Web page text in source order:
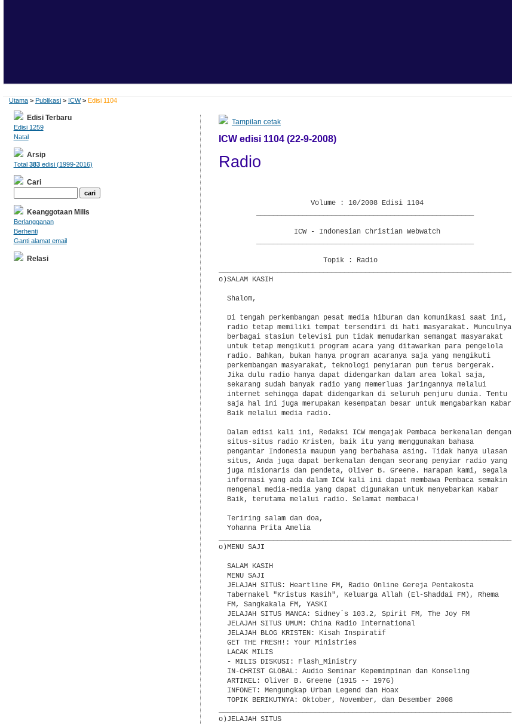
Utama > Publikasi > ICW > Edisi 1104
Tampilan cetak
ICW edisi 1104 (22-9-2008)
Radio
                      Volume : 10/2008 Edisi 1104
                  ICW - Indonesian Christian Webwatch
                         Topik : Radio
o)SALAM KASIH
  Shalom,
  Di tengah perkembangan pesat media hiburan dan komunikasi saat ini,
  radio tetap memiliki tempat tersendiri di hati masyarakat. Munculnya
  berbagai stasiun televisi pun tidak memudarkan semangat masyarakat
  untuk tetap mengikuti program acara yang ditawarkan para pengelola
  radio. Bahkan, bukan hanya program acaranya saja yang mengikuti
  perkembangan masyarakat, teknologi penyiaran pun terus bergerak.
  Jika dulu radio hanya dapat didengarkan dalam area lokal saja,
  sekarang sudah banyak radio yang memerluas jaringannya melalui
  internet sehingga dapat didengarkan di seluruh penjuru dunia. Tentu
  saja hal ini juga merupakan kesempatan besar untuk mengabarkan Kabar
  Baik melalui media radio.
  Dalam edisi kali ini, Redaksi ICW mengajak Pembaca berkenalan dengan
  situs-situs radio Kristen, baik itu yang menggunakan bahasa
  pengantar Indonesia maupun yang berbahasa asing. Tidak hanya ulasan
  situs, Anda juga dapat berkenalan dengan seorang penyiar radio yang
  juga misionaris dan pendeta, Oliver B. Greene. Harapan kami, segala
  informasi yang ada dalam ICW kali ini dapat membawa Pembaca semakin
  mengenal media-media yang dapat digunakan untuk menyebarkan Kabar
  Baik, terutama melalui radio. Selamat membaca!
  Teriring salam dan doa,
  Yohanna Prita Amelia
o)MENU SAJI
  SALAM KASIH
  MENU SAJI
  JELAJAH SITUS: Heartline FM, Radio Online Gereja Pentakosta
  Tabernakel "Kristus Kasih", Keluarga Allah (El-Shaddai FM), Rhema
  FM, Sangkakala FM, YASKI
  JELAJAH SITUS MANCA: Sidney`s 103.2, Spirit FM, The Joy FM
  JELAJAH SITUS UMUM: China Radio International
  JELAJAH BLOG KRISTEN: Kisah Inspiratif
  GET THE FRESH!: Your Ministries
  LACAK MILIS
  - MILIS DISKUSI: Flash_Ministry
  IN-CHRIST GLOBAL: Audio Seminar Kepemimpinan dan Konseling
  ARTIKEL: Oliver B. Greene (1915 -- 1976)
  INFONET: Mengungkap Urban Legend dan Hoax
  TOPIK BERIKUTNYA: Oktober, November, dan Desember 2008
o)JELAJAH SITUS
Edisi Terbaru
Edisi 1259
Natal
Arsip
Total 383edisi (1999-2016)
Cari
Keanggotaan Milis
Berlangganan
Berhenti
Ganti alamat email
Relasi